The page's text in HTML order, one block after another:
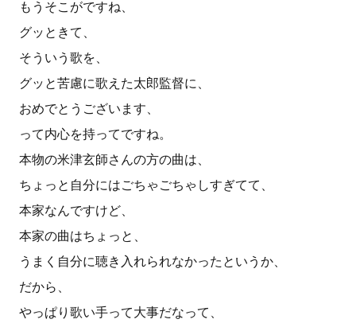
もうそこがですね、
グッときて、
そういう歌を、
グッと苦慮に歌えた太郎監督に、
おめでとうございます、
って内心を持ってですね。
本物の米津玄師さんの方の曲は、
ちょっと自分にはごちゃごちゃしすぎてて、
本家なんですけど、
本家の曲はちょっと、
うまく自分に聴き入れられなかったというか、
だから、
やっぱり歌い手って大事だなって、